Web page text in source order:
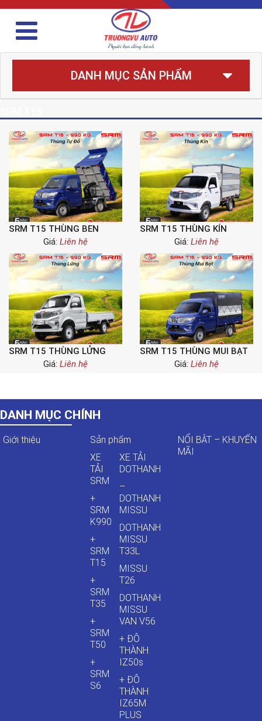
DANH MỤC SẢN PHẨM
SRM T15 THÙNG BEN
Giá: Liên hệ
SRM T15 THÙNG KÍN
Giá: Liên hệ
SRM T15 THÙNG LỬNG
Giá: Liên hệ
SRM T15 THÙNG MUI BẠT
Giá: Liên hệ
DANH MỤC CHÍNH
Giới thiệu
Sản phẩm
XE
TẢI
SRM
+
SRM
K990
+
SRM
T15
+
SRM
T35
+
SRM
T50
+
SRM
S6
XE TẢI
DOTHANH
–
DOTHANH
MISSU
DOTHANH
MISSU
T33L
MISSU
T26
DOTHANH
MISSU
VAN V56
+ ĐÔ
THÀNH
IZ50s
+ ĐÔ
THÀNH
IZ65M
PLUS
NỔI BẬT – KHUYẾN
MÃI